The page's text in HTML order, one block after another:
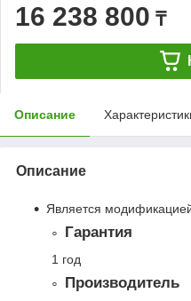
16 238 800 ₸
Описание
Описание
Является
Гарантия
1 год
Производитель